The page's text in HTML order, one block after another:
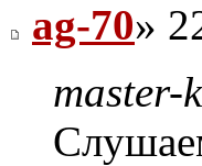
ag-70»
master-